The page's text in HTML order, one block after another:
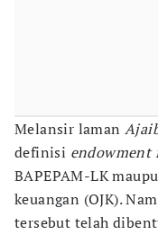
Melansir laman
definisi endowment
BAPEPAM-LK
keuangan (OJK).
tersebut telah